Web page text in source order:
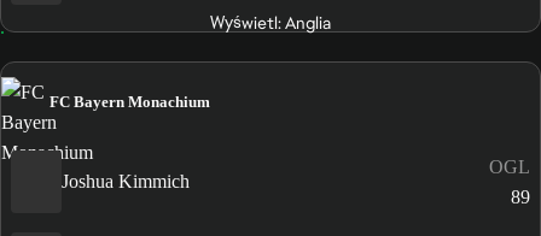
Wyświetl: Anglia
FC Bayern Monachium
Joshua Kimmich
OGL
89